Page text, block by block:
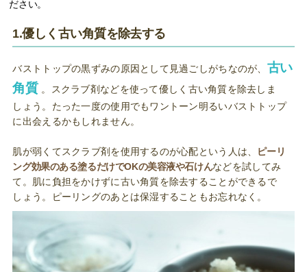
ださい。
1.優しく古い角質を除去する
バストトップの黒ずみの原因として見過ごしがちなのが、 古い
角質 。スクラブ剤などを使って優しく古い角質を除去しま
しょう。たった一度の使用でもワントーン明るいバストトップ
に出会えるかもしれません。
肌が弱くてスクラブ剤を使用するのが心配という人は、 ピーリ
ング効果のある塗るだけでOKの美容液や石けんなどを試してみ
て。肌に負担をかけずに古い角質を除去することができるで
しょう。ピーリングのあとは保湿することもお忘れなく。